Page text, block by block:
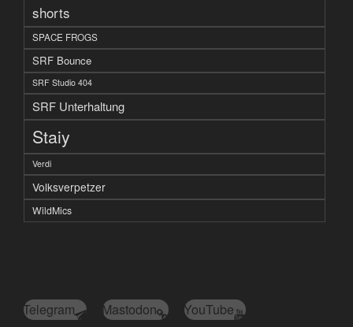
shorts
SPACE FROGS
SRF Bounce
SRF Studio 404
SRF Unterhaltung
Staiy
Verdi
Volksverpetzer
WildMics
Telegram Mastodon YouTube